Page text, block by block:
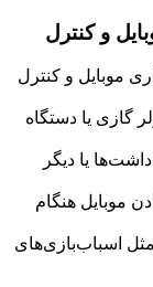
و کنترل
موبایل و کنترل
گازی یا دستگاه
یا دیگر
موبایل هنگام
اسباب‌بازی‌های